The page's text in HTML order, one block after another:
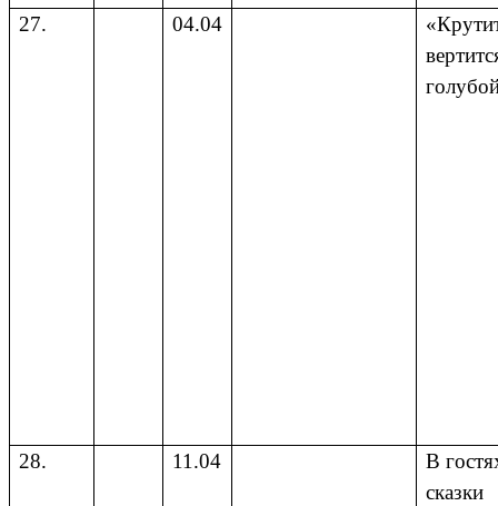
27. 04.04
28. 11.04
В
сказки